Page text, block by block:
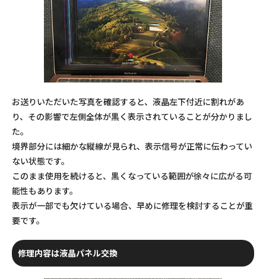
お送りいただいた写真を確認すると、液晶左下付近に割れがあ
り、その影響で左側全体が黒く表示されていることが分かりまし
た。
境界部分には細かな縦線が見られ、表示信号が正常に伝わってい
ない状態です。
このまま使用を続けると、黒くなっている範囲が徐々に広がる可
能性もあります。
表示が一部でも欠けている場合、早めに修理を検討することが重
要です。
修理内容は液晶パネル交換